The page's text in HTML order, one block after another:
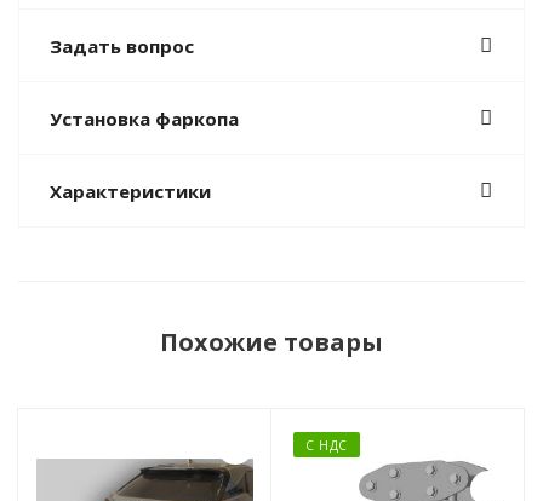
Задать вопрос
Установка фаркопа
Характеристики
Похожие товары
С НДС